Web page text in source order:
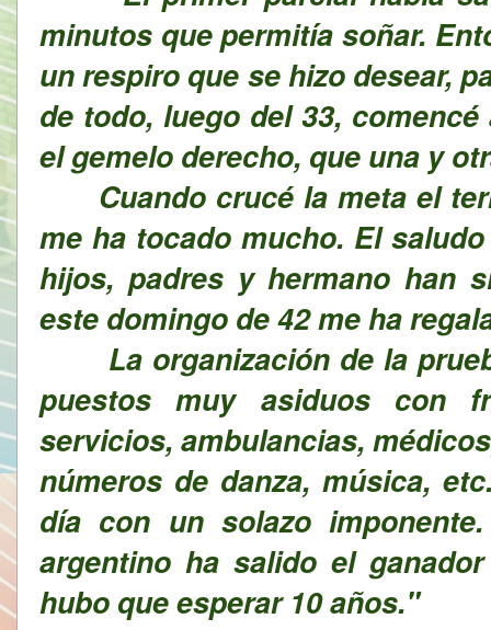
minutos que permitía soñar.
un respiro que se hizo desear,
de todo, luego del 33,
el gemelo derecho, que una y
Cuando crucé la meta el
me ha tocado mucho. El
hijos, padres y hermano han
este domingo de 42 me ha
La organización de la
puestos muy asiduos con
servicios, ambulancias,
números de danza, música,
día con un solazo
argentino ha salido el
hubo que esperar 10 años."